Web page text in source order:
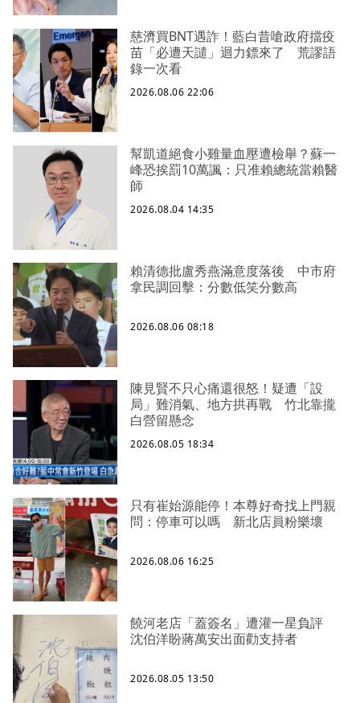
慈濟買BNT遇詐！藍白昔嗆政府擋疫
苗「必遭天譴」迴力鏢來了 荒謬語
錄一次看
2026.08.06 22:06
幫凱道絕食小雞量血壓遭檢舉？蘇一
峰恐挨罰10萬諷：只准賴總統當賴醫
師
2026.08.04 14:35
賴清德批盧秀燕滿意度落後 中市府
拿民調回擊：分數低笑分數高
2026.08.06 08:18
陳見賢不只心痛還很怒！疑遭「設
局」難消氣、地方拱再戰 竹北靠攏
白營留懸念
2026.08.05 18:34
只有崔始源能停！本尊好奇找上門親
問：停車可以嗎 新北店員粉樂壞
2026.08.06 16:25
饒河老店「蓋簽名」遭灌一星負評
沈伯洋盼蔣萬安出面勸支持者
2026.08.05 13:50